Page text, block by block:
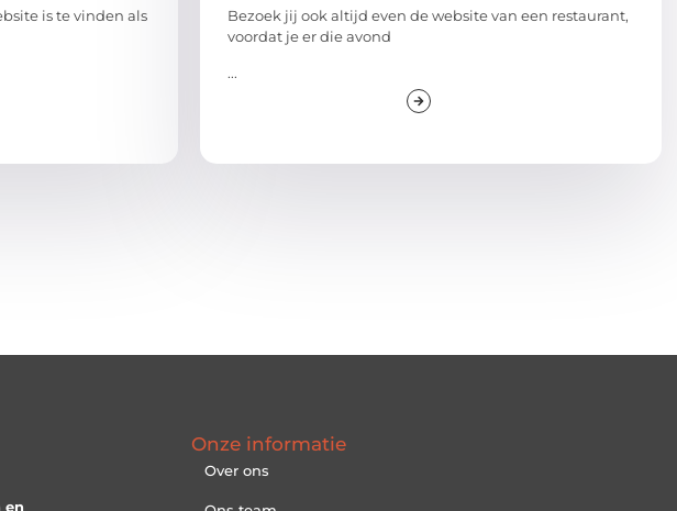
is te vinden als
Bezoek jij ook altijd even de website van een restaurant,
voordat je er die avond
...
en
Onze informatie
Over ons